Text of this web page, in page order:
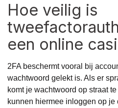
Hoe veilig is
een online
2FA beschermt vooral bij
wachtwoord gelekt is. Als er
komt je wachtwoord op straat
kunnen hiermee inloggen op